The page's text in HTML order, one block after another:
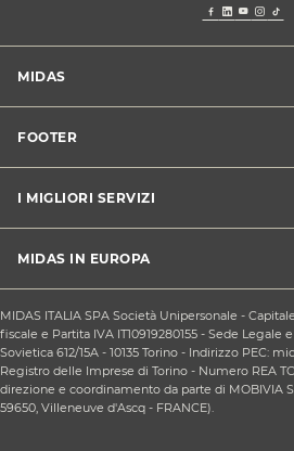
MIDAS
Blog dell'automobilista
Lavora con noi
Chi siamo
FOOTER
Apri un centro in franchising
CONDIZIONI PROMOZIONI
Sconti Convenzioni
Privacy policy
Condizioni Generali di Vendita
Contattaci
Responsabilità sociale d'impresa
Cookie Policy
I MIGLIORI SERVIZI
Revisione
Cambio gomme stagionale
Cinghia di distribuzione
Ricarica clima
Sostituzione batteria
Sostituzione ammortizzatori
MIDAS IN EUROPA
Midas Spagna
Midas Belgio
Midas Portogallo
MIDAS ITALIA SPA Società Unipersonale -
fiscale e Partita IVA IT10919280155 - Sede
Sovietica 612/15A - 10135 Torino - Indirizzo PEC:
Registro delle Imprese di Torino - Numero REA
direzione e coordinamento da parte di MOBIVIA
59650, Villeneuve d'Ascq - FRANCE).